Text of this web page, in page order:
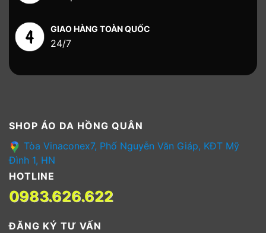
GIAO HÀNG TOÀN QUỐC
24/7
SHOP ÁO DA HỒNG QUÂN
Tòa Vinaconex7, Phố Nguyễn Văn Giáp, KĐT Mỹ
Đình 1, HN
HOTLINE
0983.626.622
ĐĂNG KÝ TƯ VẤN